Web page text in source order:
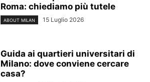
Roma: chiediamo più tutele
ABOUT MILAN 15 Luglio 2026
Guida ai quartieri universitari di
Milano: dove conviene cercare
casa?